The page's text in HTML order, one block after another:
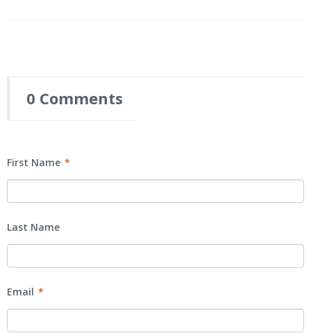
0 Comments
First Name *
Last Name
Email *